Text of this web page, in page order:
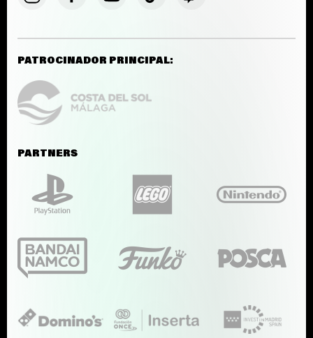
PATROCINADOR PRINCIPAL:
PARTNERS